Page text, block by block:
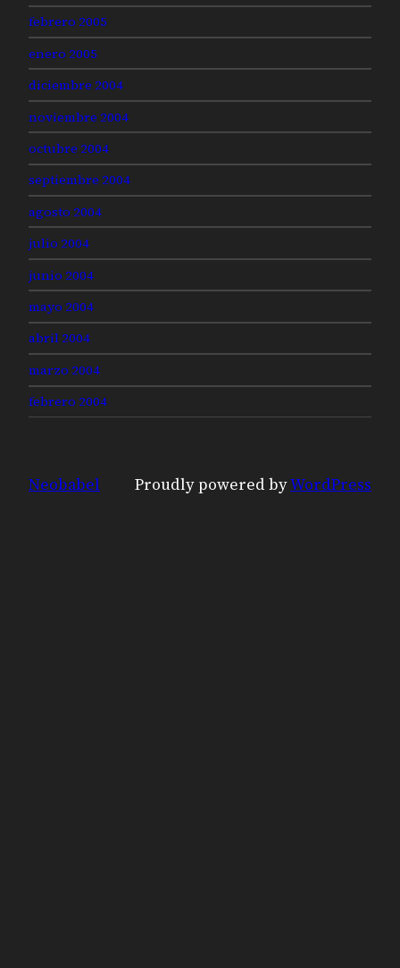
febrero 2005
enero 2005
diciembre 2004
noviembre 2004
octubre 2004
septiembre 2004
agosto 2004
julio 2004
junio 2004
mayo 2004
abril 2004
marzo 2004
febrero 2004
Neobabel Proudly powered byWordPress